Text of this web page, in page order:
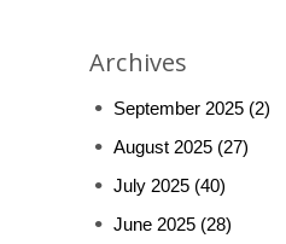
Archives
September 2025 (2)
August 2025 (27)
July 2025 (40)
June 2025 (28)